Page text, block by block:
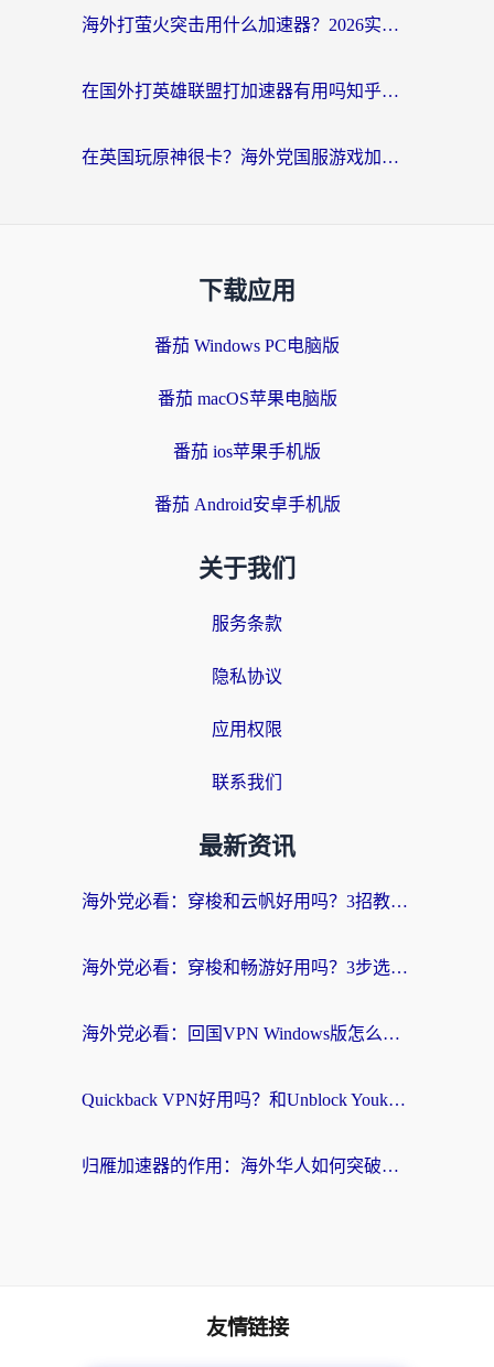
海外打萤火突击用什么加速器？2026实测靠谱方案+多游戏适配指南
在国外打英雄联盟打加速器有用吗知乎？海外玩家亲测：选对工具比什么都重要
在英国玩原神很卡？海外党国服游戏加速终极指南（附实测有效方案）
下载应用
番茄 Windows PC电脑版
番茄 macOS苹果电脑版
番茄 ios苹果手机版
番茄 Android安卓手机版
关于我们
服务条款
隐私协议
应用权限
联系我们
最新资讯
海外党必看：穿梭和云帆好用吗？3招教你选对回国加速器（附PTT翻墙+QuickbackFly2CN对比）
海外党必看：穿梭和畅游好用吗？3步选对回国加速器，无缝刷国内剧玩国服
海外党必看：回国VPN Windows版怎么选？3步找到最适合你的无缝访问方案
Quickback VPN好用吗？和Unblock YoukuVPN对比哪个回国效果更好？海外党无缝访问国内资源的实用指南
归雁加速器的作用：海外华人如何突破地域限制，无缝拥抱国内资源？
友情链接